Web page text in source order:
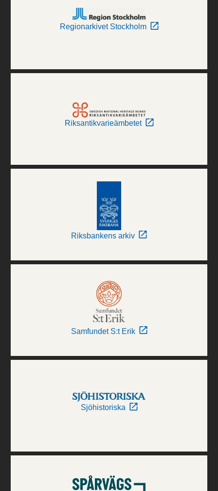
Regionarkivet Stockholm
Riksantikvarieämbetet
Riksbankens arkiv
Samfundet S:t Erik
Sjöhistoriska